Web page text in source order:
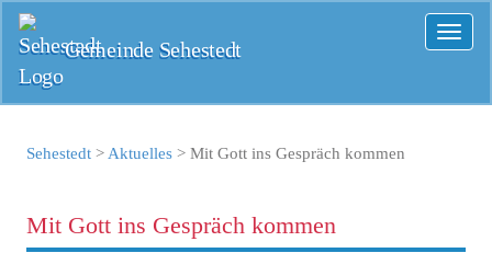
Gemeinde Sehestedt
Sehestedt > Aktuelles > Mit Gott ins Gespräch kommen
Mit Gott ins Gespräch kommen